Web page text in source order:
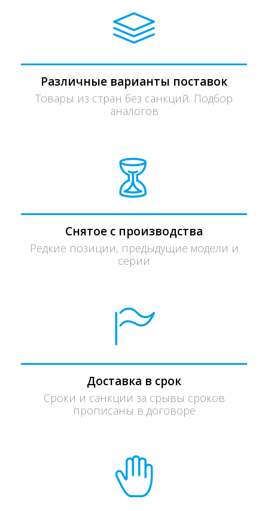
Различные варианты поставок
Товары из стран без санкций. Подбор
аналогов
Снятое с производства
Редкие позиции, предыдущие модели и
серии
Доставка в срок
Сроки и санкции за срывы сроков
прописаны в договоре